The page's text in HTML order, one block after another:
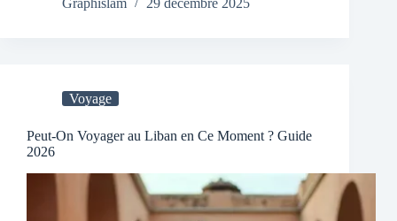
Graphislam
29 décembre 2025
Voyage
Peut-On Voyager au Liban en Ce Moment ? Guide
2026